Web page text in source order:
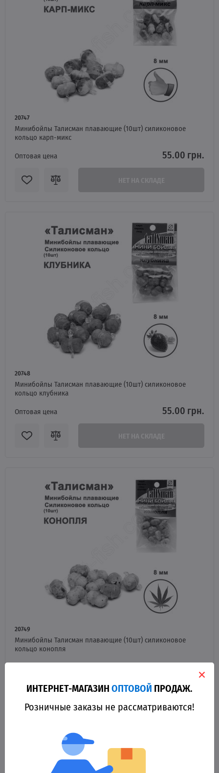
20747
Минибойлы Талисман плавающие (10шт) силиконовое
кольцо карп-микс
Оптовая цена
55.00 грн.
20748
Минибойлы Талисман плавающие (10шт) силиконовое
кольцо клубника
Оптовая цена
55.00 грн.
20749
Минибойлы Талисман плавающие (10шт) силиконовое
кольцо конопля
55.00 грн.
НЕТ НА СКЛАДЕ
ИНТЕРНЕТ-МАГАЗИНОПТОВОЙ ПРОДАЖ.
Розничные заказы не рассматриваются!